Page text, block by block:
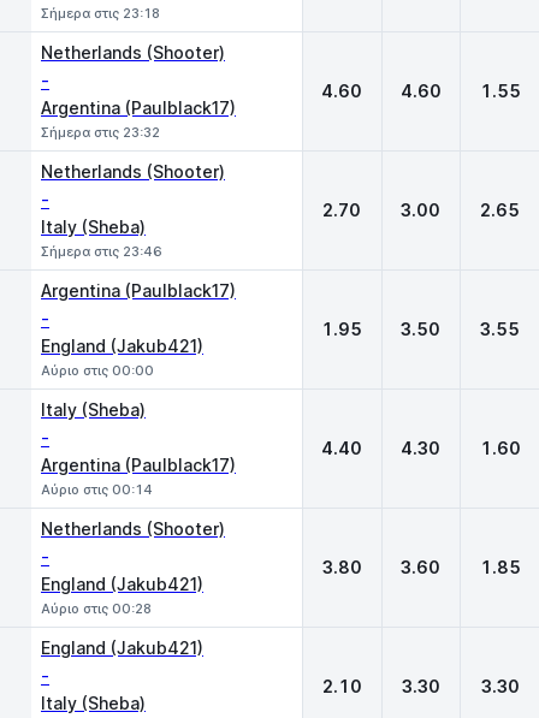
Σήμερα στις 23:18
Netherlands (Shooter)
-
Argentina (Paulblack17)
Σήμερα στις 23:32
4.60 4.60 1.55
Netherlands (Shooter)
-
Italy (Sheba)
Σήμερα στις 23:46
2.70 3.00 2.65
Argentina (Paulblack17)
-
England (Jakub421)
Αύριο στις 00:00
1.95 3.50 3.55
Italy (Sheba)
-
Argentina (Paulblack17)
Αύριο στις 00:14
4.40 4.30 1.60
Netherlands (Shooter)
-
England (Jakub421)
Αύριο στις 00:28
3.80 3.60 1.85
England (Jakub421)
-
Italy (Sheba)
2.10 3.30 3.30